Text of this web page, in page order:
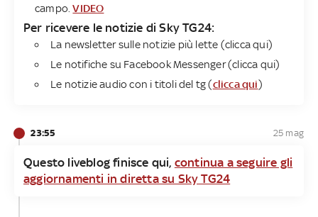
campo.VIDEO
Per ricevere le notizie di Sky TG24​:
La newsletter sulle notizie più lette (clicca qui)
Le notifiche su Facebook Messenger (clicca qui)
Le notizie audio con i titoli del tg (clicca qui)
23:55 25 mag
Questo liveblog finisce qui, continua a seguire gli
aggiornamenti in diretta su Sky TG24